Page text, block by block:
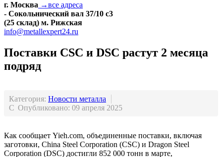
г. Москва →все адреса
- Сокольнический вал 37/10 с3
(25 склад) м. Рижская
info@metallexpert24.ru
Поставки CSC и DSC растут 2 месяца
подряд
Категория: Новости металла
Опубликовано: 09 апреля 2025
Как сообщает Yieh.com, объединенные поставки, включая
заготовки, China Steel Corporation (CSC) и Dragon Steel
Corporation (DSC) достигли 852 000 тонн в марте,